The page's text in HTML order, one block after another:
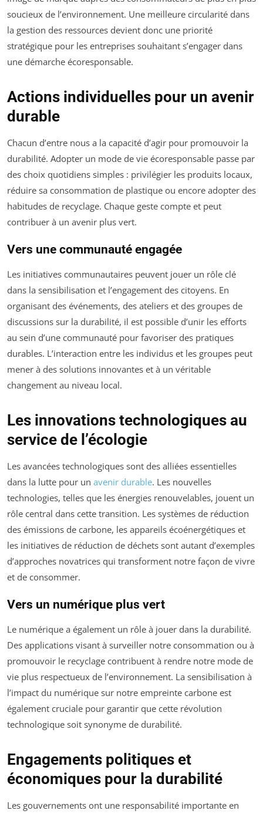
soucieux de l’environnement. Une meilleure circularité dans
la gestion des ressources devient donc une priorité
stratégique pour les entreprises souhaitant s’engager dans
une démarche écoresponsable.
Actions individuelles pour un avenir
durable
Chacun d’entre nous a la capacité d’agir pour promouvoir la
durabilité. Adopter un mode de vie écoresponsable passe par
des choix quotidiens simples : privilégier les produits locaux,
réduire sa consommation de plastique ou encore adopter des
habitudes de recyclage. Chaque geste compte et peut
contribuer à un avenir plus vert.
Vers une communauté engagée
Les initiatives communautaires peuvent jouer un rôle clé
dans la sensibilisation et l’engagement des citoyens. En
organisant des événements, des ateliers et des groupes de
discussions sur la durabilité, il est possible d’unir les efforts
au sein d’une communauté pour favoriser des pratiques
durables. L’interaction entre les individus et les groupes peut
mener à des solutions innovantes et à un véritable
changement au niveau local.
Les innovations technologiques au
service de l’écologie
Les avancées technologiques sont des alliées essentielles
dans la lutte pour un avenir durable. Les nouvelles
technologies, telles que les énergies renouvelables, jouent un
rôle central dans cette transition. Les systèmes de réduction
des émissions de carbone, les appareils écoénergétiques et
les initiatives de réduction de déchets sont autant d’exemples
d’approches novatrices qui transforment notre façon de vivre
et de consommer.
Vers un numérique plus vert
Le numérique a également un rôle à jouer dans la durabilité.
Des applications visant à surveiller notre consommation ou à
promouvoir le recyclage contribuent à rendre notre mode de
vie plus respectueux de l’environnement. La sensibilisation à
l’impact du numérique sur notre empreinte carbone est
également cruciale pour garantir que cette révolution
technologique soit synonyme de durabilité.
Engagements politiques et
économiques pour la durabilité
Les gouvernements ont une responsabilité importante en